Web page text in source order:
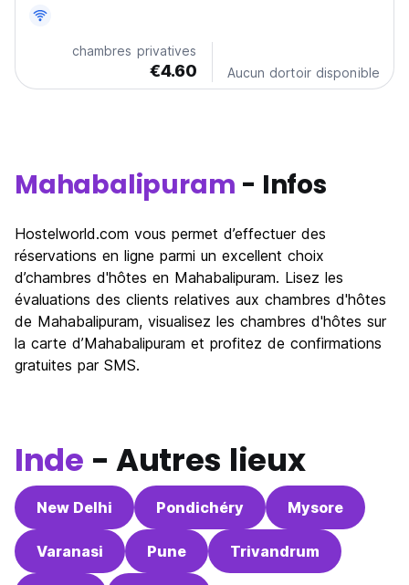
chambres privatives
€4.60 Aucun dortoir disponible
Mahabalipuram - Infos
Hostelworld.com vous permet d’effectuer des
réservations en ligne parmi un excellent choix
d’chambres d'hôtes en Mahabalipuram. Lisez les
évaluations des clients relatives aux chambres d'hôtes
de Mahabalipuram, visualisez les chambres d'hôtes sur
la carte d’Mahabalipuram et profitez de confirmations
gratuites par SMS.
Inde - Autres lieux
New Delhi Pondichéry Mysore
Varanasi Pune Trivandrum